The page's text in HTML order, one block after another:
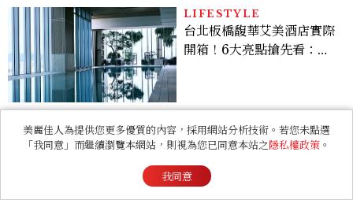
LIFESTYLE
台北板橋馥華艾美酒店實際
開箱！6大亮點搶先看：新
FASHION
90年代校園風「波浪髮箍」
回歸，Hailey Bieber示
美麗佳人為提供您更多優質的內容，採用網站分析技術。若您未點選
「我同意」而繼續瀏覽本網站，則視為您已同意本站之隱私權政策 。
我同意